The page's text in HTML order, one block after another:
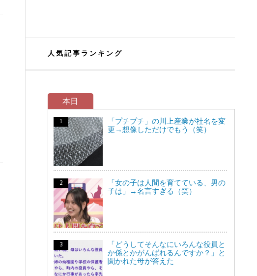
人気記事ランキング
本日
「プチプチ」の川上産業が社名を変
更→想像しただけでもう（笑）
「女の子は人間を育てている、男の
子は」→名言すぎる（笑）
「どうしてそんなにいろんな役員と
か係とかがんばれるんですか？」と
聞かれた母が答えた